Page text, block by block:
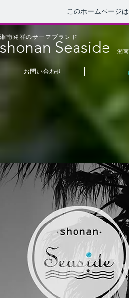
このホームページは
湘南発祥のサーフブランド
湘
shonan Seaside
お問い合わせ